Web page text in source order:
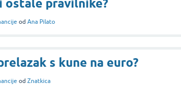
ostale pravilnike?
od Ana Pilato
s kune na euro?
od Znatkica